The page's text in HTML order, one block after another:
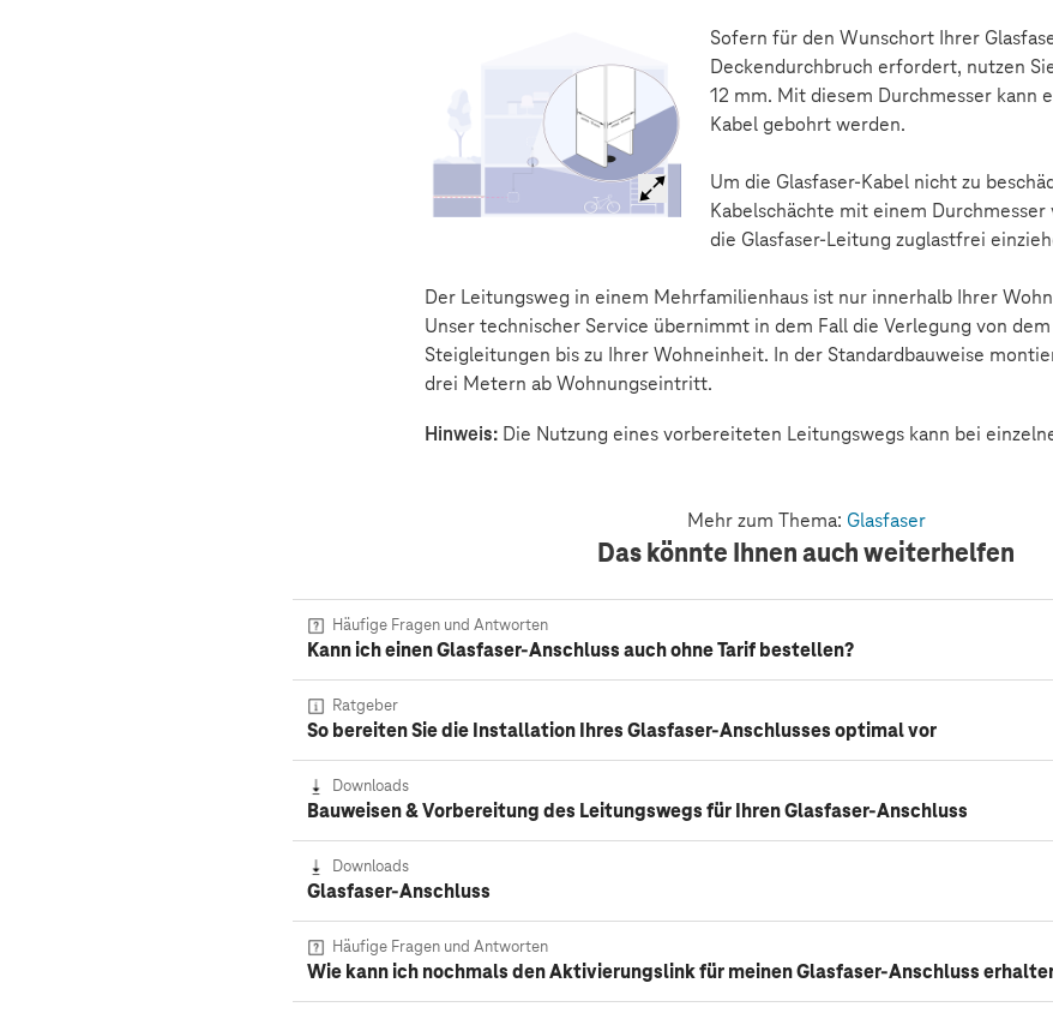
Sofern für den Wunschort Ihrer
Deckendurchbruch erfordert, nutzen
12 mm. Mit diesem Durchmesser kann
Kabel gebohrt werden.
Um die Glasfaser-Kabel nicht zu
Kabelschächte mit einem
die Glasfaser-Leitung zuglastfrei
Der Leitungsweg in einem Mehrfamilienhaus ist nur innerhalb Ihrer
Unser technischer Service übernimmt in dem Fall die Verlegung von
Steigleitungen bis zu Ihrer Wohneinheit. In der Standardbauweise
drei Metern ab Wohnungseintritt.
Hinweis: Die Nutzung eines vorbereiteten Leitungswegs kann bei
Mehr zum Thema: Glasfaser
Das könnte Ihnen auch weiterhelfen
Häufige Fragen und Antworten
Kann ich einen Glasfaser-Anschluss auch ohne Tarif bestellen?
Ratgeber
So bereiten Sie die Installation Ihres Glasfaser-Anschlusses optimal vor
Downloads
Bauweisen & Vorbereitung des Leitungswegs für Ihren Glasfaser-Anschluss
Downloads
Glasfaser-Anschluss
Häufige Fragen und Antworten
Wie kann ich nochmals den Aktivierungslink für meinen Glasfaser-Anschluss